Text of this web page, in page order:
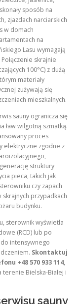
sposób na
zjazdach narciarskich
w domach
na
Lasu wymagają
skrajnie
100°C) z dużą
materiały
zużywają się
mieszkalnych.
sauny ogranicza się
ław wilgotną szmatką.
proces
elektryczne zgodne z
struktury
pieca, takich jak
czy zapach
przypadkach
budynku.
sterownik wyświetla
(RCD) lub po
intensywnego
Skontaktuj
+48 570 933 114,
Bielska-Białej i
sauny